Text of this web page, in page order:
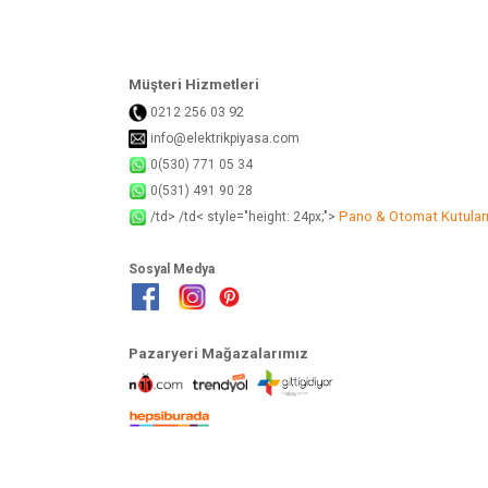
Müşteri Hizmetleri
0212 256 03 92
info@elektrikpiyasa.com
0(530) 771 05 34
0(531) 491 90 28
/td> /td< style="height: 24px;"> Pano & Otomat Kutuları
Sosyal Medya
Pazaryeri Mağazalarımız